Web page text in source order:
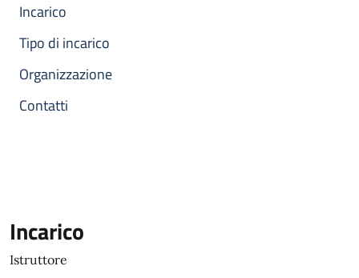
Incarico
Tipo di incarico
Organizzazione
Contatti
Incarico
Istruttore